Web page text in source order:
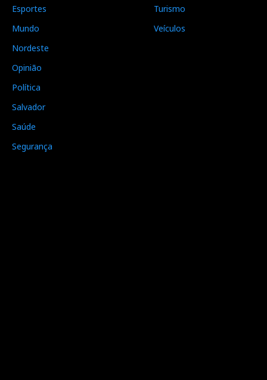
Esportes
Mundo
Nordeste
Opinião
Política
Salvador
Saúde
Segurança
Turismo
Veículos